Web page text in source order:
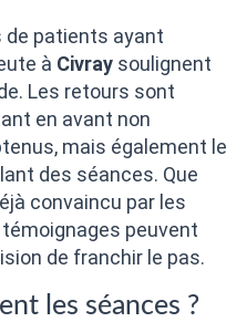
de patients ayant
à Civray soulignent
Les retours sont
en avant non
mais également le
des séances. Que
convaincu par les
peuvent
de franchir le pas.
les séances ?